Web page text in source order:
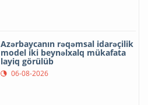
Azərbaycanın rəqəmsal idarəçilik
model iki beynəlxalq mükafata
layiq görülüb
06-08-2026